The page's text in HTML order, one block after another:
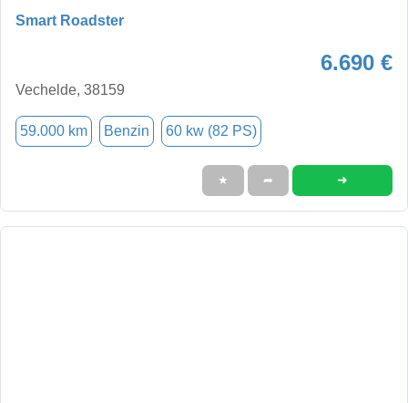
Smart Roadster
6.690 €
Vechelde, 38159
59.000 km Benzin 60 kw (82 PS)
★ ➦ ➜